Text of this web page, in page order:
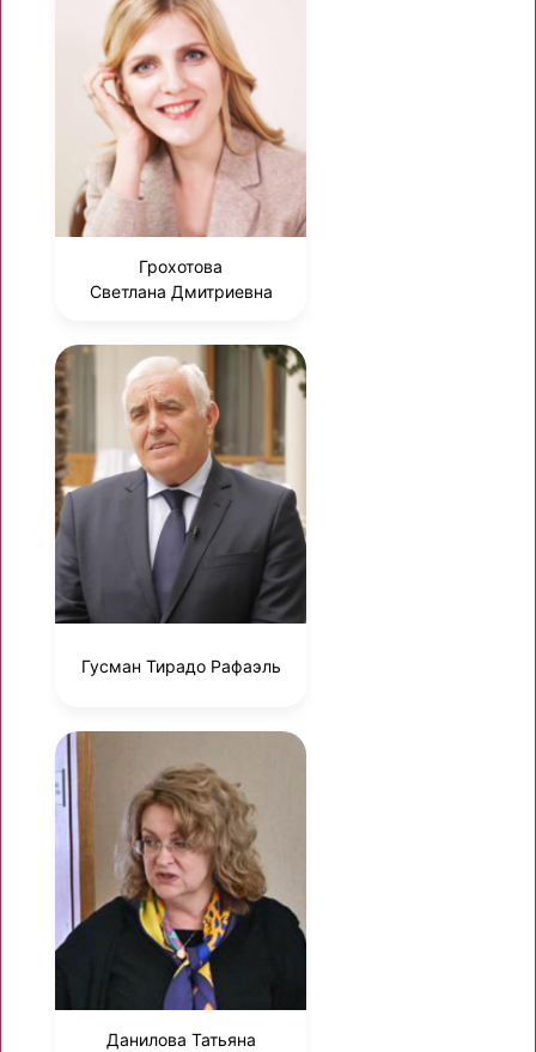
Грохотова
Светлана Дмитриевна
Гусман Тирадо Рафаэль
Данилова Татьяна